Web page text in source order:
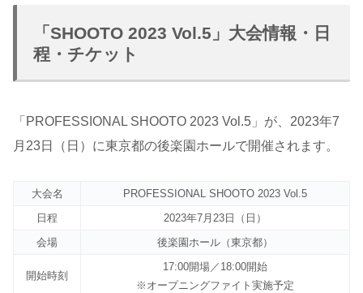
「SHOOTO 2023 Vol.5」大会情報・日
程・チケット
「PROFESSIONAL SHOOTO 2023 Vol.5」が、2023年7
月23日（日）に東京都の後楽園ホールで開催されます。
大会名
PROFESSIONAL SHOOTO 2023 Vol.5
日程
2023年7月23日（日）
会場
後楽園ホール（東京都）
開始時刻
17:00開場／18:00開始
※オープニングファイト実施予定